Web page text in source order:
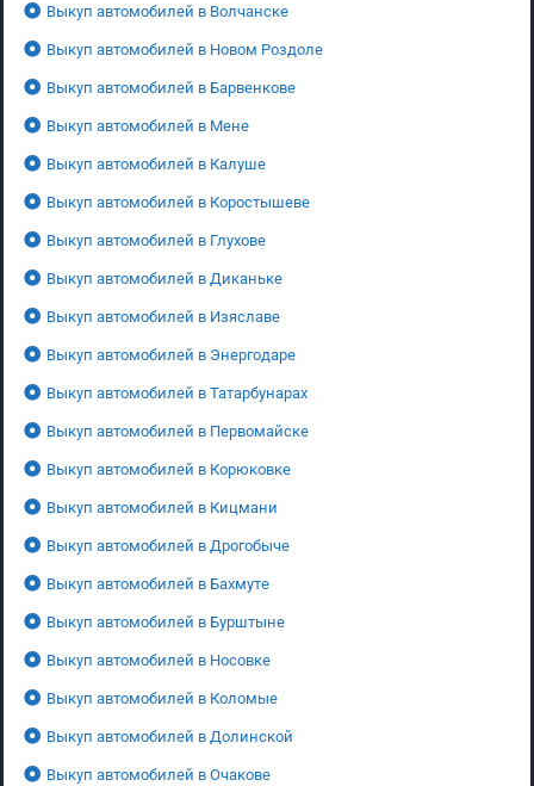
Выкуп автомобилей в Волчанске
Выкуп автомобилей в Новом Роздоле
Выкуп автомобилей в Барвенкове
Выкуп автомобилей в Мене
Выкуп автомобилей в Калуше
Выкуп автомобилей в Коростышеве
Выкуп автомобилей в Глухове
Выкуп автомобилей в Диканьке
Выкуп автомобилей в Изяславе
Выкуп автомобилей в Энергодаре
Выкуп автомобилей в Татарбунарах
Выкуп автомобилей в Первомайске
Выкуп автомобилей в Корюковке
Выкуп автомобилей в Кицмани
Выкуп автомобилей в Дрогобыче
Выкуп автомобилей в Бахмуте
Выкуп автомобилей в Бурштыне
Выкуп автомобилей в Носовке
Выкуп автомобилей в Коломые
Выкуп автомобилей в Долинской
Выкуп автомобилей в Очакове